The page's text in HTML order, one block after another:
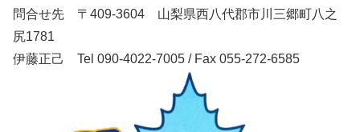
問合せ先 〒409-3604 山梨県西八代郡市川三郷町八之
尻1781
伊藤正己 Tel 090-4022-7005 / Fax 055-272-6585